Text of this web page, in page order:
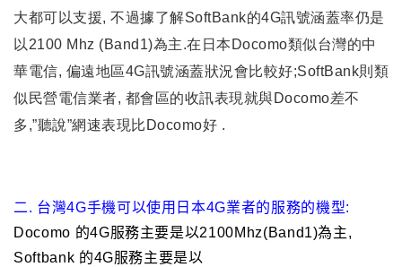
大都可以支援, 不過據了解SoftBank的4G訊號涵蓋率仍是
以2100 Mhz (Band1)為主.在日本Docomo類似台灣的中
華電信, 偏遠地區4G訊號涵蓋狀況會比較好;SoftBank則類
似民營電信業者, 都會區的收訊表現就與Docomo差不
多,”聽說”網速表現比Docomo好 .
二. 台灣4G手機可以使用日本4G業者的服務的機型:
Docomo 的4G服務主要是以2100Mhz(Band1)為主,
Softbank 的4G服務主要是以